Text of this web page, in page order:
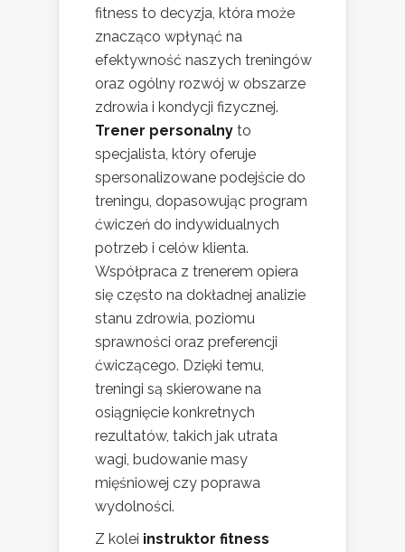
fitness to decyzja, która może
znacząco wpłynąć na
efektywność naszych treningów
oraz ogólny rozwój w obszarze
zdrowia i kondycji fizycznej.
Trener personalny to
specjalista, który oferuje
spersonalizowane podejście do
treningu, dopasowując program
ćwiczeń do indywidualnych
potrzeb i celów klienta.
Współpraca z trenerem opiera
się często na dokładnej analizie
stanu zdrowia, poziomu
sprawności oraz preferencji
ćwiczącego. Dzięki temu,
treningi są skierowane na
osiągnięcie konkretnych
rezultatów, takich jak utrata
wagi, budowanie masy
mięśniowej czy poprawa
wydolności.
Z kolei instruktor fitness